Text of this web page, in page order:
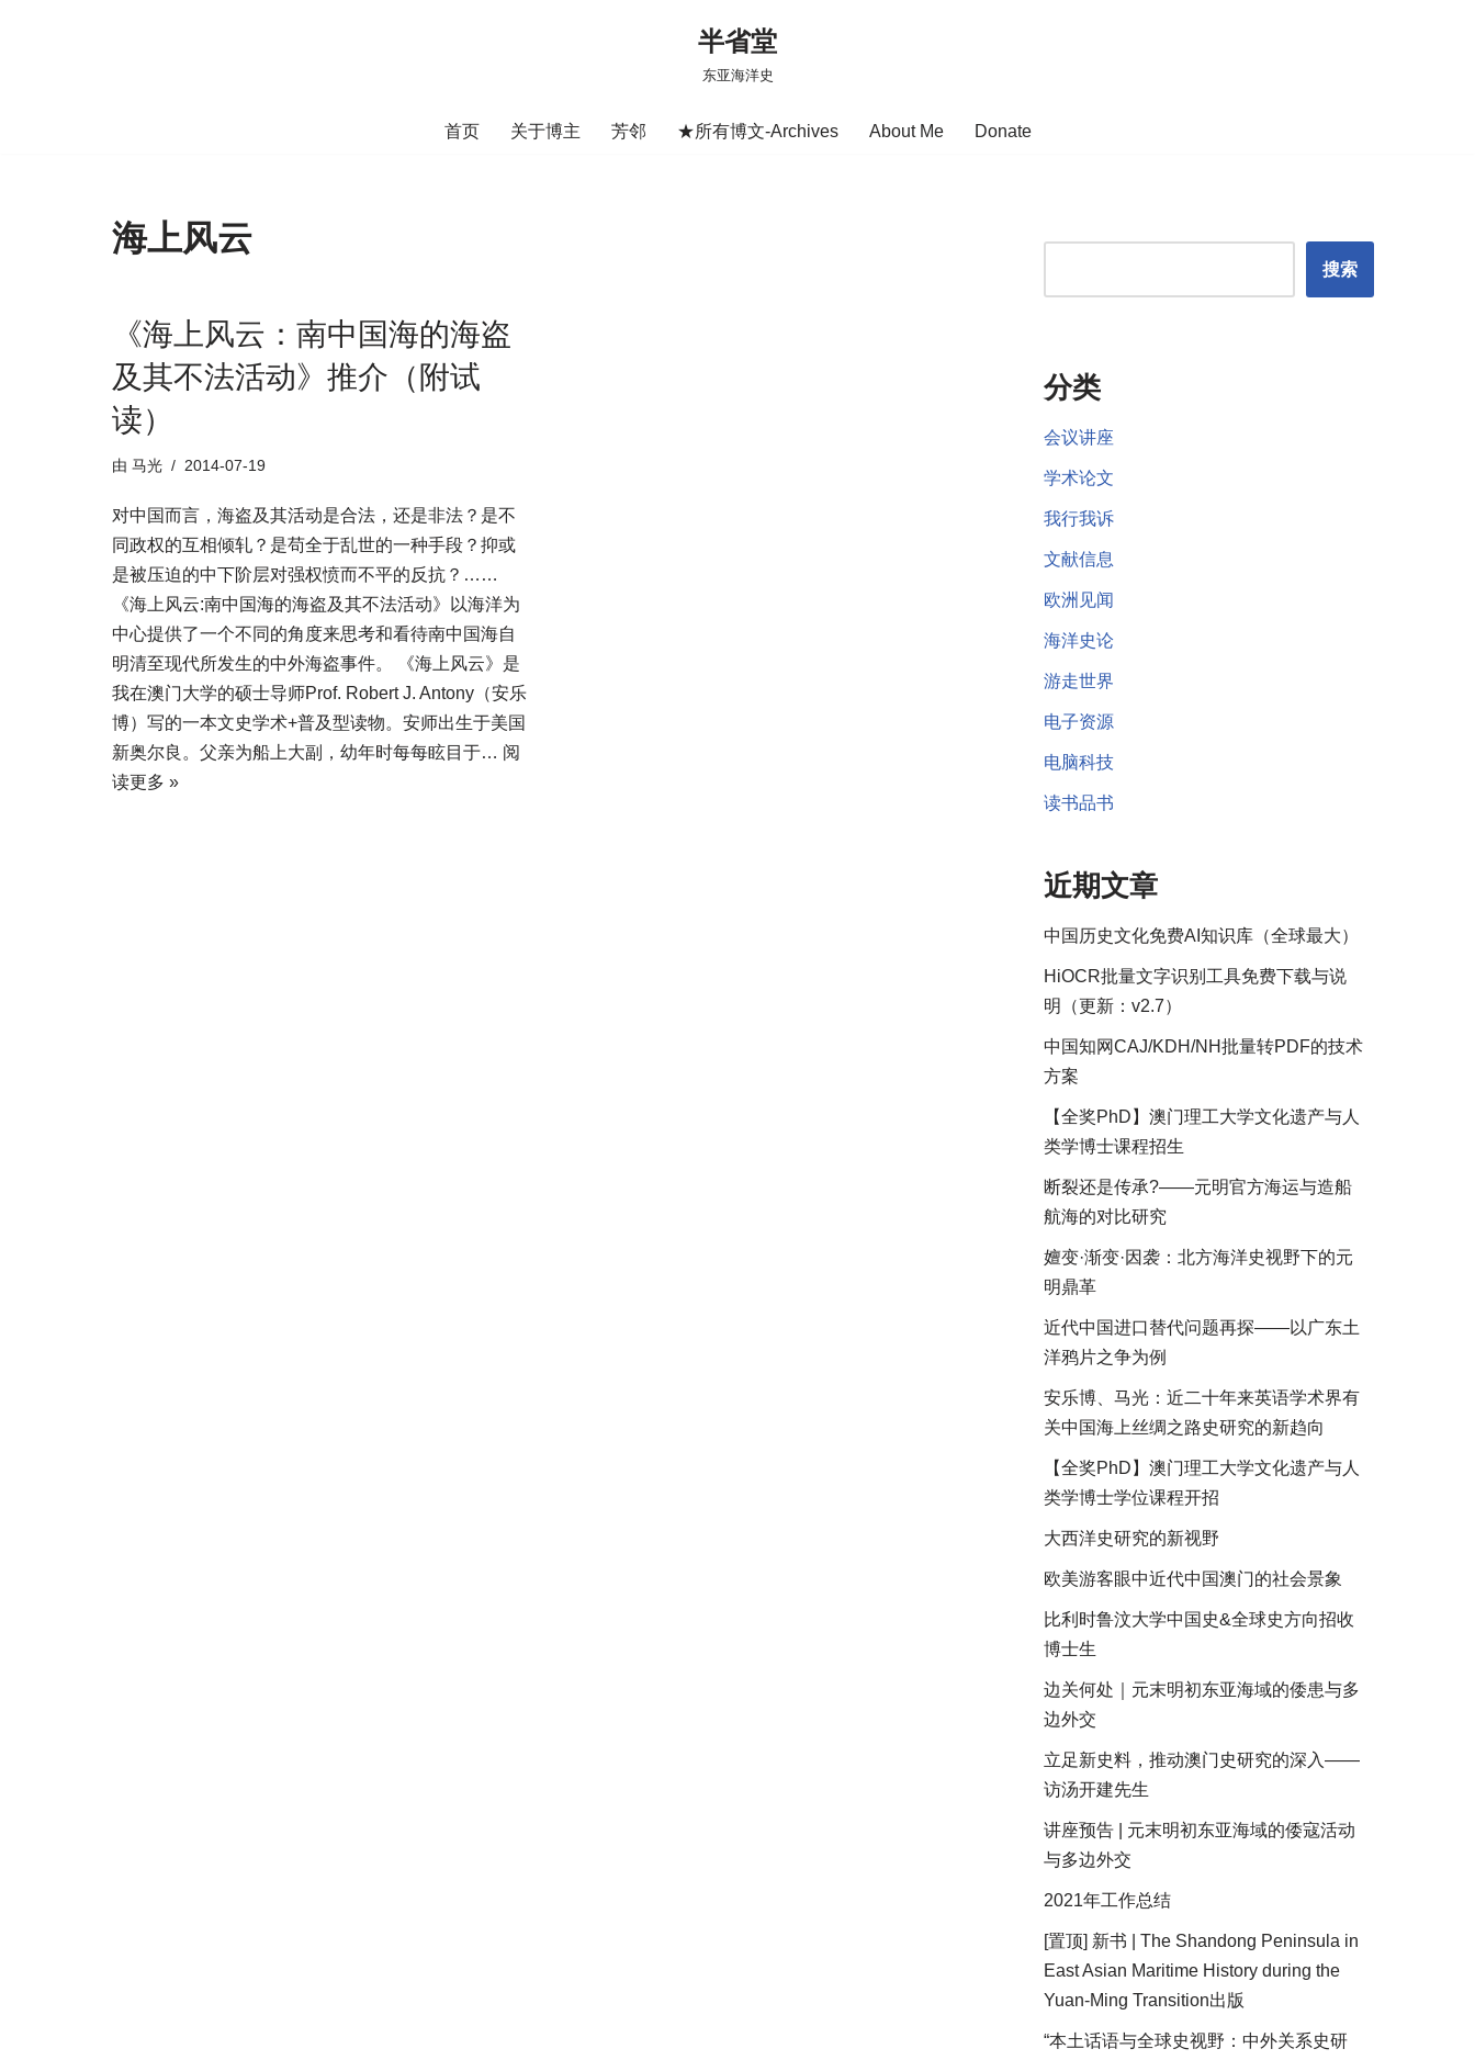
半省堂
东亚海洋史
首页 关于博主 芳邻 ★所有博文-Archives About Me Donate
海上风云
《海上风云：南中国海的海盗
及其不法活动》推介（附试
读）
由 马光 2014-07-19
对中国而言，海盗及其活动是合法，还是非法？是不
同政权的互相倾轧？是苟全于乱世的一种手段？抑或
是被压迫的中下阶层对强权愤而不平的反抗？……
《海上风云:南中国海的海盗及其不法活动》以海洋为
中心提供了一个不同的角度来思考和看待南中国海自
明清至现代所发生的中外海盗事件。 《海上风云》是
我在澳门大学的硕士导师Prof. Robert J. Antony（安乐
博）写的一本文史学术+普及型读物。安师出生于美国
新奥尔良。父亲为船上大副，幼年时每每眩目于… 阅
读更多 »
搜索
分类
会议讲座
学术论文
我行我诉
文献信息
欧洲见闻
海洋史论
游走世界
电子资源
电脑科技
读书品书
近期文章
中国历史文化免费AI知识库（全球最大）
HiOCR批量文字识别工具免费下载与说
明（更新：v2.7）
中国知网CAJ/KDH/NH批量转PDF的技术
方案
【全奖PhD】澳门理工大学文化遗产与人
类学博士课程招生
断裂还是传承?——元明官方海运与造船
航海的对比研究
嬗变·渐变·因袭：北方海洋史视野下的元
明鼎革
近代中国进口替代问题再探——以广东土
洋鸦片之争为例
安乐博、马光：近二十年来英语学术界有
关中国海上丝绸之路史研究的新趋向
【全奖PhD】澳门理工大学文化遗产与人
类学博士学位课程开招
大西洋史研究的新视野
欧美游客眼中近代中国澳门的社会景象
比利时鲁汶大学中国史&全球史方向招收
博士生
边关何处｜元末明初东亚海域的倭患与多
边外交
立足新史料，推动澳门史研究的深入——
访汤开建先生
讲座预告 | 元末明初东亚海域的倭寇活动
与多边外交
2021年工作总结
[置顶] 新书 | The Shandong Peninsula in
East Asian Maritime History during the
Yuan-Ming Transition出版
“本土话语与全球史视野：中外关系史研